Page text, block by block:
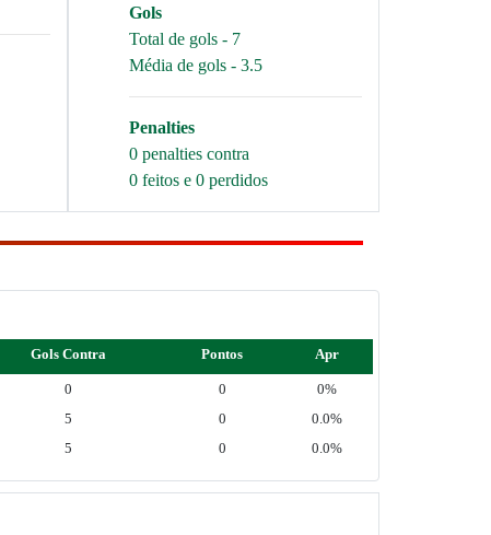
Gols
Total de gols - 7
Média de gols - 3.5
Penalties
0 penalties contra
0 feitos e 0 perdidos
Gols Contra Pontos Apr
0 0
0%
5 0
0.0%
5 0 0.0%